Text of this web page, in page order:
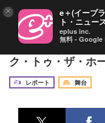
笑いっぱなしのコ
ク・トゥ・ザ・ホ
レポート
舞台
× e＋(イープ
ト・ニュー
eplus inc.
無料 - Google